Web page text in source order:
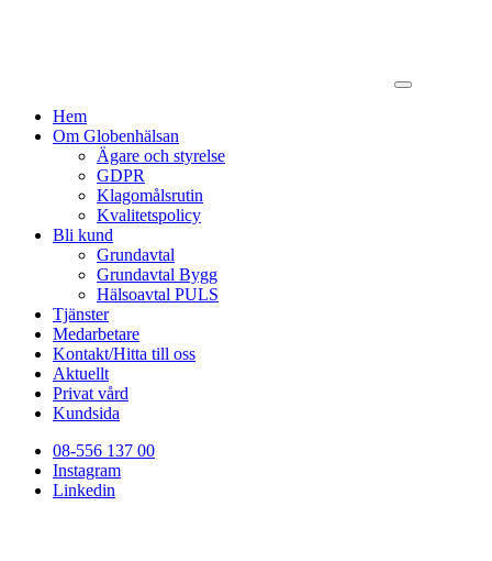
Hem
Om Globenhälsan
Ägare och styrelse
GDPR
Klagomålsrutin
Kvalitetspolicy
Bli kund
Grundavtal
Grundavtal Bygg
Hälsoavtal PULS
Tjänster
Medarbetare
Kontakt/Hitta till oss
Aktuellt
Privat vård
Kundsida
08-556 137 00
Instagram
Linkedin